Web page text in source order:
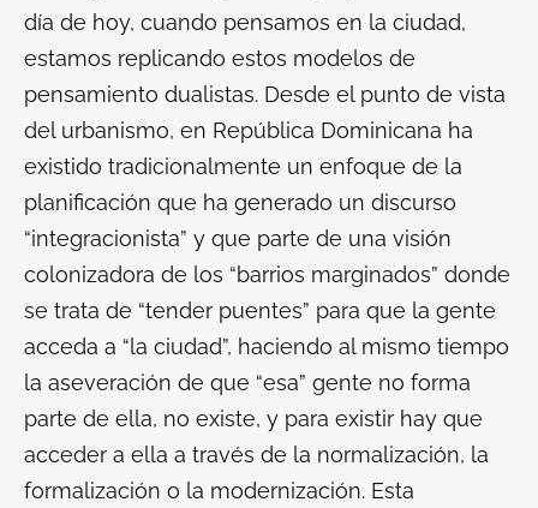
día de hoy, cuando pensamos en la ciudad,
estamos replicando estos modelos de
pensamiento dualistas. Desde el punto de vista
del urbanismo, en República Dominicana ha
existido tradicionalmente un enfoque de la
planificación que ha generado un discurso
“integracionista” y que parte de una visión
colonizadora de los “barrios marginados” donde
se trata de “tender puentes” para que la gente
acceda a “la ciudad”, haciendo al mismo tiempo
la aseveración de que “esa” gente no forma
parte de ella, no existe, y para existir hay que
acceder a ella a través de la normalización, la
formalización o la modernización. Esta